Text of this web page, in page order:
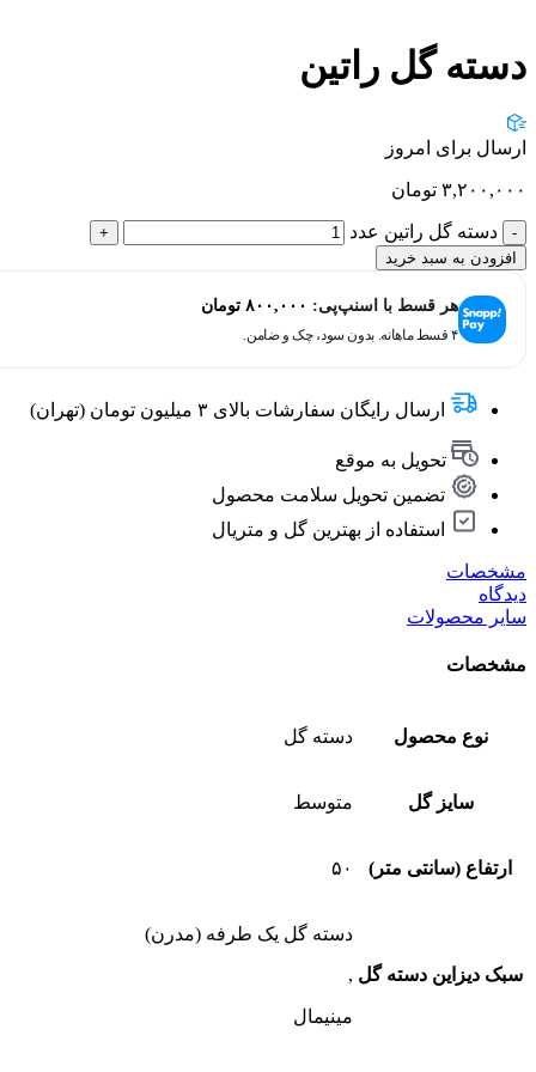
دسته گل راتین
ارسال برای امروز
۳,۲۰۰,۰۰۰ تومان
دسته گل راتین عدد
افزودن به سبد خرید
هر قسط با اسنپ‌پی: ۸۰۰,۰۰۰ تومان
۴ قسط ماهانه. بدون سود، چک و ضامن.
ارسال رایگان سفارشات بالای ۳ میلیون تومان (تهران)
تحویل به موقع
تضمین تحویل سلامت محصول
استفاده از بهترین گل و متریال
مشخصات
دیدگاه
سایر محصولات
مشخصات
نوع محصول دسته گل
سایز گل متوسط
ارتفاع (سانتی متر) ۵۰
سبک دیزاین دسته گل
دسته گل یک طرفه (مدرن)
,
مینیمال